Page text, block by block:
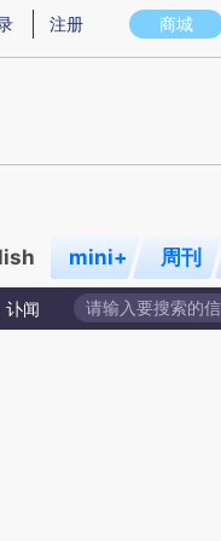
图存在偏差。不代表财新观点
商城
注册
mini+ 周刊
讣闻